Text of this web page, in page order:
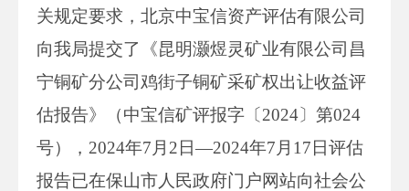
关规定要求，北京中宝信资产评估有限公司
向我局提交了《昆明灏煜灵矿业有限公司昌
宁铜矿分公司鸡街子铜矿采矿权出让收益评
估报告》（中宝信矿评报字〔2024〕第024
号），2024年7月2日—2024年7月17日评估
报告已在保山市人民政府门户网站向社会公